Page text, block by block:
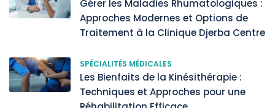
Gérer les Maladies Rhumatologiques :
Approches Modernes et Options de
Traitement à la Clinique Djerba Centre
SPÉCIALITÉS MÉDICALES
Les Bienfaits de la Kinésithérapie :
Techniques et Approches pour une